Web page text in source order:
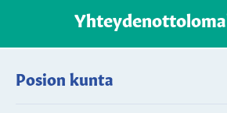
Posion kunta